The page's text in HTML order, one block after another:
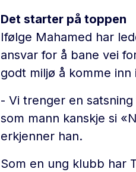
Det starter på toppen
Ifølge Mahamed har
ansvar for å bane vei
godt miljø å komme inn
- Vi trenger en
som mann kanskje si
erkjenner han.
Som en ung klubb har